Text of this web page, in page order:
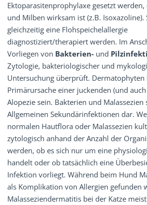
Ektoparasitenprophylaxe gesetzt werden,
und Milben wirksam ist (z.B. Isoxazoline).
gleichzeitig eine Flohspeichelallergie
diagnostiziert/therapiert werden. Im
Vorliegen von Bakterien- und
Zytologie, bakteriologischer und
Untersuchung überprüft. Dermatophyten
Primärursache einer juckenden (und
Alopezie sein. Bakterien und Malassezien
Allgemeinen Sekundärinfektionen dar.
normalen Hautflora oder Malassezien
zytologisch anhand der Anzahl der
werden, ob es sich nur um eine
handelt oder ob tatsächlich eine
Infektion vorliegt. Während beim Hund
als Komplikation von Allergien gefunden
Malasseziendermatitis bei der Katze